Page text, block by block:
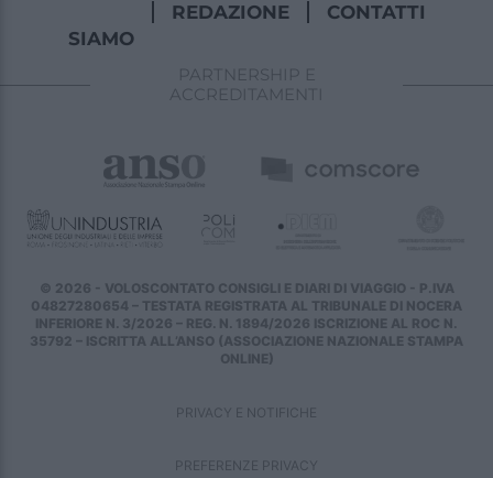
SIAMO
REDAZIONE CONTATTI
PARTNERSHIP E
ACCREDITAMENTI
© 2026 - VOLOSCONTATO CONSIGLI E DIARI DI VIAGGIO - P.IVA
04827280654 – TESTATA REGISTRATA AL TRIBUNALE DI NOCERA
INFERIORE N. 3/2026 – REG. N. 1894/2026 ISCRIZIONE AL ROC N.
35792 – ISCRITTA ALL’ANSO (ASSOCIAZIONE NAZIONALE STAMPA
ONLINE)
PRIVACY E NOTIFICHE
PREFERENZE PRIVACY